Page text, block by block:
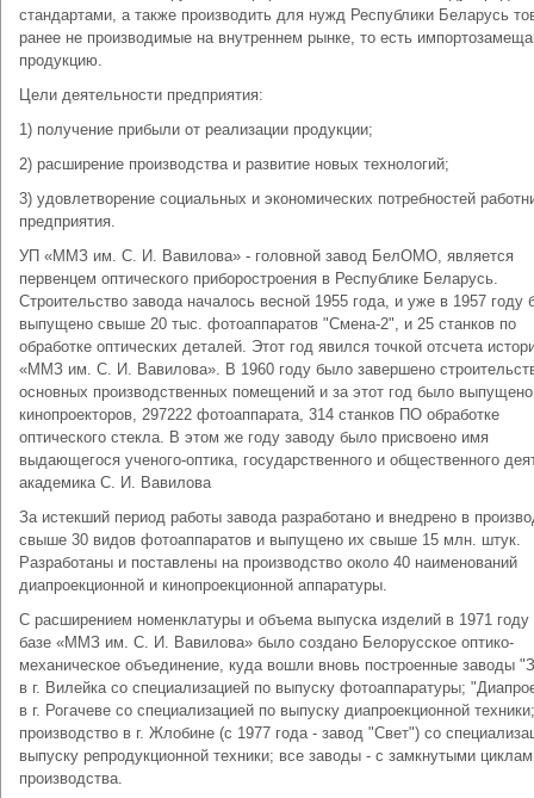
стандартами, а также производить для нужд Республики Беларусь
ранее не производимые на внутреннем рынке, то есть
продукцию.
Цели деятельности предприятия:
1) получение прибыли от реализации продукции;
2) расширение производства и развитие новых технологий;
3) удовлетворение социальных и экономических потребностей
предприятия.
УП «ММЗ им. С. И. Вавилова» - головной завод БелОМО, является
первенцем оптического приборостроения в Республике Беларусь.
Строительство завода началось весной 1955 года, и уже в 1957 году
выпущено свыше 20 тыс. фотоаппаратов "Смена-2", и 25 станков по
обработке оптических деталей. Этот год явился точкой отсчета
«ММЗ им. С. И. Вавилова». В 1960 году было завершено
основных производственных помещений и за этот год было
кинопроекторов, 297222 фотоаппарата, 314 станков ПО обработке
оптического стекла. В этом же году заводу было присвоено имя
выдающегося ученого-оптика, государственного и общественного
академика С. И. Вавилова
За истекший период работы завода разработано и внедрено в
свыше 30 видов фотоаппаратов и выпущено их свыше 15 млн. штук.
Разработаны и поставлены на производство около 40 наименований
диапроекционной и кинопроекционной аппаратуры.
С расширением номенклатуры и объема выпуска изделий в 1971 году
базе «ММЗ им. С. И. Вавилова» было создано Белорусское оптико-
механическое объединение, куда вошли вновь построенные заводы
в г. Вилейка со специализацией по выпуску фотоаппаратуры;
в г. Рогачеве со специализацией по выпуску диапроекционной техники;
производство в г. Жлобине (с 1977 года - завод "Свет") со
выпуску репродукционной техники; все заводы - с замкнутыми
производства.